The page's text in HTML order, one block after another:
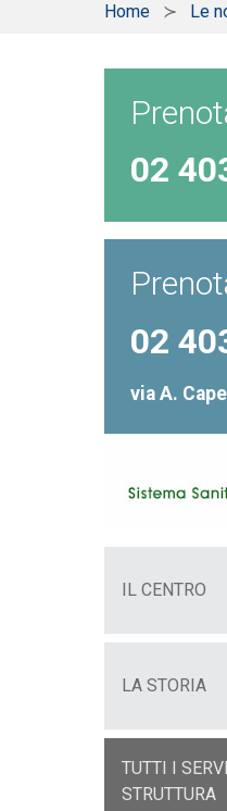
Home Le
02
02
via A.
IL CENTRO
LA STORIA
TUTTI I
STRUTTURA